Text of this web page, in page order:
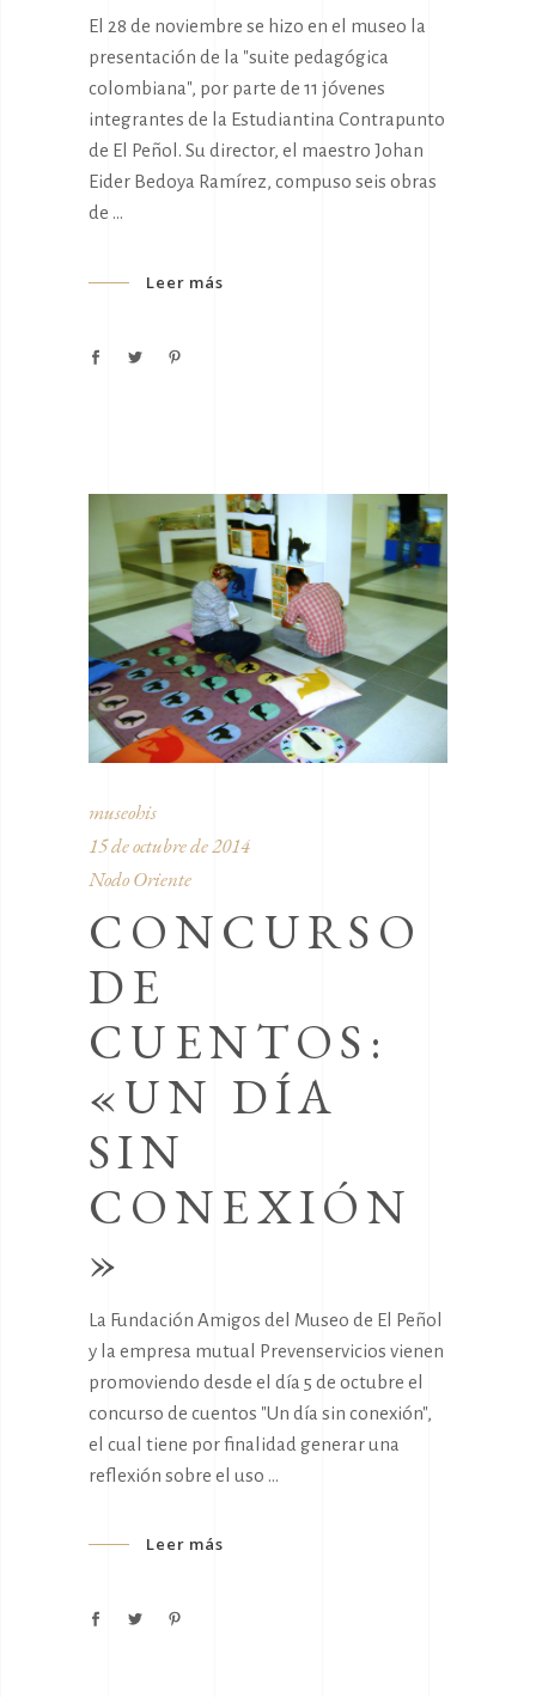
El 28 de noviembre se hizo en el museo la
presentación de la "suite pedagógica
colombiana", por parte de 11 jóvenes
integrantes de la Estudiantina Contrapunto
de El Peñol. Su director, el maestro Johan
Eider Bedoya Ramírez, compuso seis obras
de
Leer más
museohis
15 de octubre de 2014
Nodo Oriente
CONCURSO
DE
CUENTOS:
«UN DÍA
SIN
CONEXIÓN
»
La Fundación Amigos del Museo de El Peñol
y la empresa mutual Prevenservicios vienen
promoviendo desde el día 5 de octubre el
concurso de cuentos "Un día sin conexión",
el cual tiene por finalidad generar una
reflexión sobre el uso
Leer más